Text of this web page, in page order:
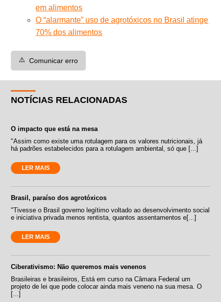
em alimentos
O “alarmante” uso de agrotóxicos no Brasil atinge
70% dos alimentos
⚠️ Comunicar erro
NOTÍCIAS RELACIONADAS
O impacto que está na mesa
"Assim como existe uma rotulagem para os valores nutricionais, já
há padrões estabelecidos para a rotulagem ambiental, só que [...]
LER MAIS
Brasil, paraíso dos agrotóxicos
"Tivesse o Brasil governo legítimo voltado ao desenvolvimento social
e iniciativa privada menos rentista, quantos assentamentos e[...]
LER MAIS
Ciberativismo: Não queremos mais venenos
Brasileiras e brasileiros, Está em curso na Câmara Federal um
projeto de lei que pode colocar ainda mais veneno na sua mesa. O
[...]